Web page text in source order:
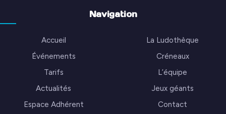
Navigation
Accueil
La Ludothèque
Événements
Créneaux
Tarifs
L’équipe
Actualités
Jeux géants
Espace Adhérent
Contact